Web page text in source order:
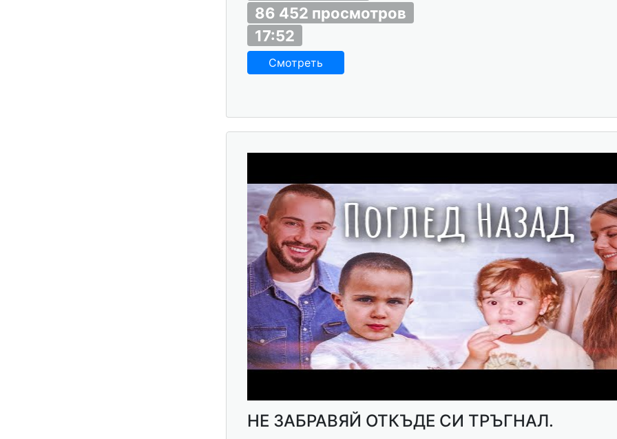
86 452 просмотров
17:52
Смотреть
НЕ ЗАБРАВЯЙ ОТКЪДЕ СИ ТРЪГНАЛ.